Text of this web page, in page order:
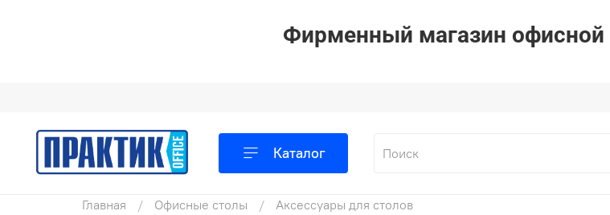
Фирменный магазин
Каталог
Главная Офисные столы Аксессуары для столов